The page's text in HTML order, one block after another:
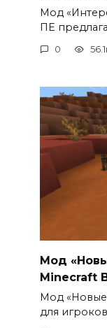
Мод
ПЕ
0
Мод
Minecraft
Мод
для